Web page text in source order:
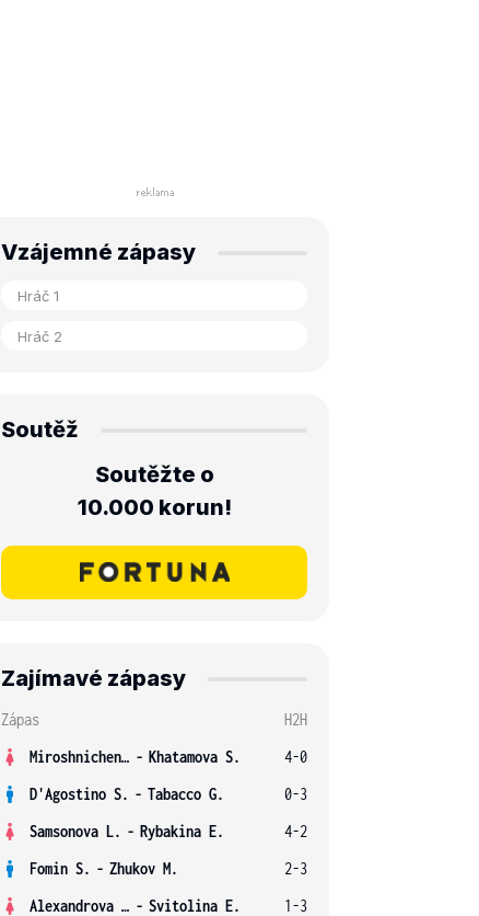
Vzájemné zápasy
Soutěž
Soutěžte o
10.000 korun!
Zajímavé zápasy
Zápas
H2H
Miroshnichenko V. - Khatamova S.
4-0
D'Agostino S. - Tabacco G.
0-3
Samsonova L. - Rybakina E.
4-2
Fomin S. - Zhukov M.
2-3
Alexandrova E. - Svitolina E.
1-3